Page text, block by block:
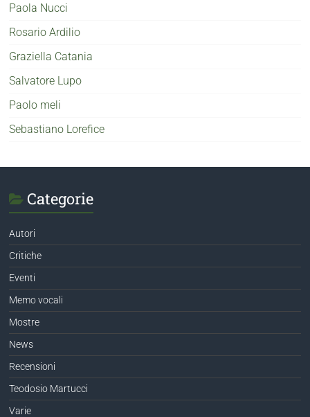
Paola Nucci
Rosario Ardilio
Graziella Catania
Salvatore Lupo
Paolo meli
Sebastiano Lorefice
Categorie
Autori
Critiche
Eventi
Memo vocali
Mostre
News
Recensioni
Teodosio Martucci
Varie